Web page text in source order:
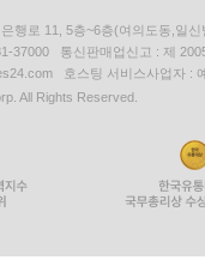
행로 11, 5층~6층(여의도동,일신
37000 통신판매업신고 : 제
호스팅 서비스사업자 :
All Rights Reserved.